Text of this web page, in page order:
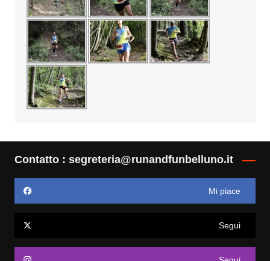
Contatto : segreteria@runandfunbelluno.it
Mi piace
Segui